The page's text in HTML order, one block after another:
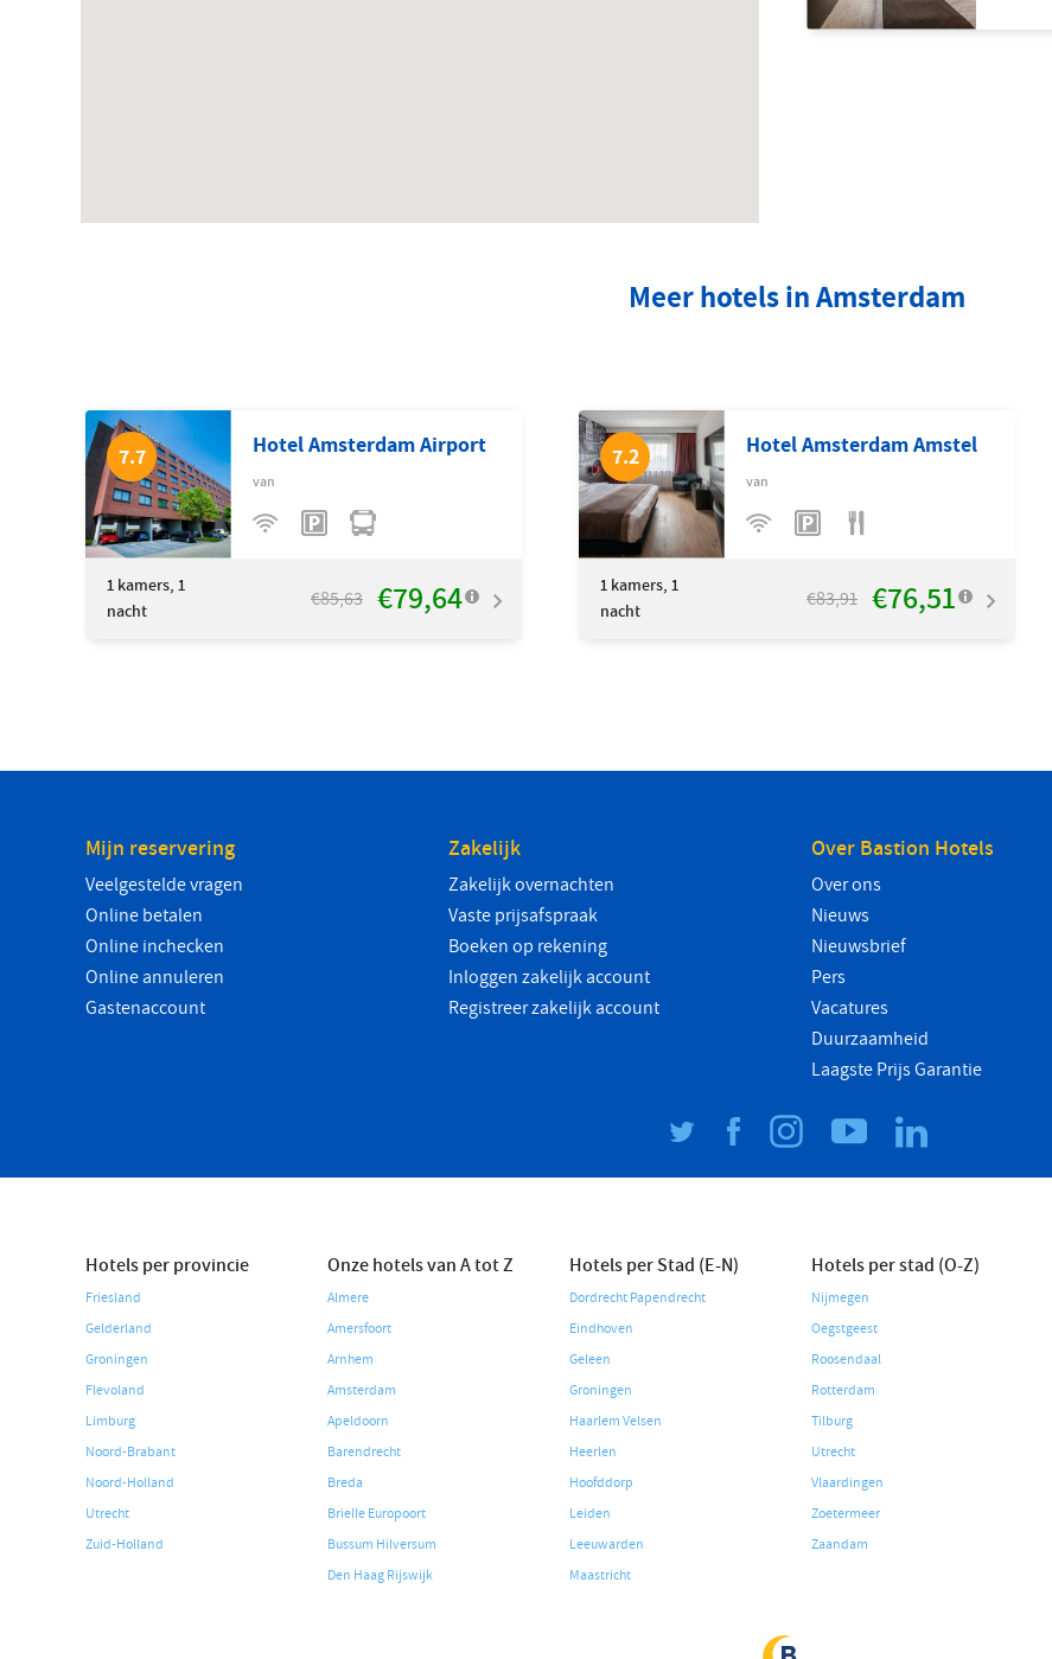
Meer hotels in Amsterdam
7.7 Hotel Amsterdam Airport
van
1 kamers, 1
nacht
€85,63 €79,64
7.2 Hotel Amsterdam Amstel
van
1 kamers, 1
nacht
€83,91 €76,51
Mijn reservering
Veelgestelde vragen
Online betalen
Online inchecken
Online annuleren
Gastenaccount
Zakelijk
Zakelijk overnachten
Vaste prijsafspraak
Boeken op rekening
Inloggen zakelijk account
Registreer zakelijk account
Over Bastion Hotels
Over ons
Nieuws
Nieuwsbrief
Pers
Vacatures
Duurzaamheid
Laagste Prijs Garantie
Hotels per provincie
Friesland
Gelderland
Groningen
Flevoland
Limburg
Noord-Brabant
Noord-Holland
Utrecht
Zuid-Holland
Onze hotels van A tot Z
Almere
Amersfoort
Arnhem
Amsterdam
Apeldoorn
Barendrecht
Breda
Brielle Europoort
Bussum Hilversum
Den Haag Rijswijk
Hotels per Stad (E-N)
Dordrecht Papendrecht
Eindhoven
Geleen
Groningen
Haarlem Velsen
Heerlen
Hoofddorp
Leiden
Leeuwarden
Maastricht
Hotels per stad (O-Z)
Nijmegen
Oegstgeest
Roosendaal
Rotterdam
Tilburg
Utrecht
Vlaardingen
Zoetermeer
Zaandam